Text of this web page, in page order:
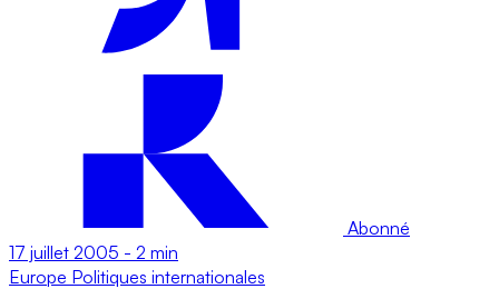
Abonné
17 juillet 2005 - 2 min
Europe Politiques internationales